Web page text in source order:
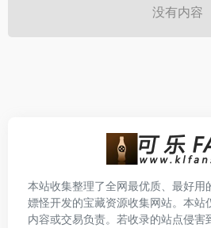
没有内容
本站收集整理了全网最优质、最好用
嫖怪开发的宝藏资源收集网站。本站
内容或交易负责。若收录的站点侵害